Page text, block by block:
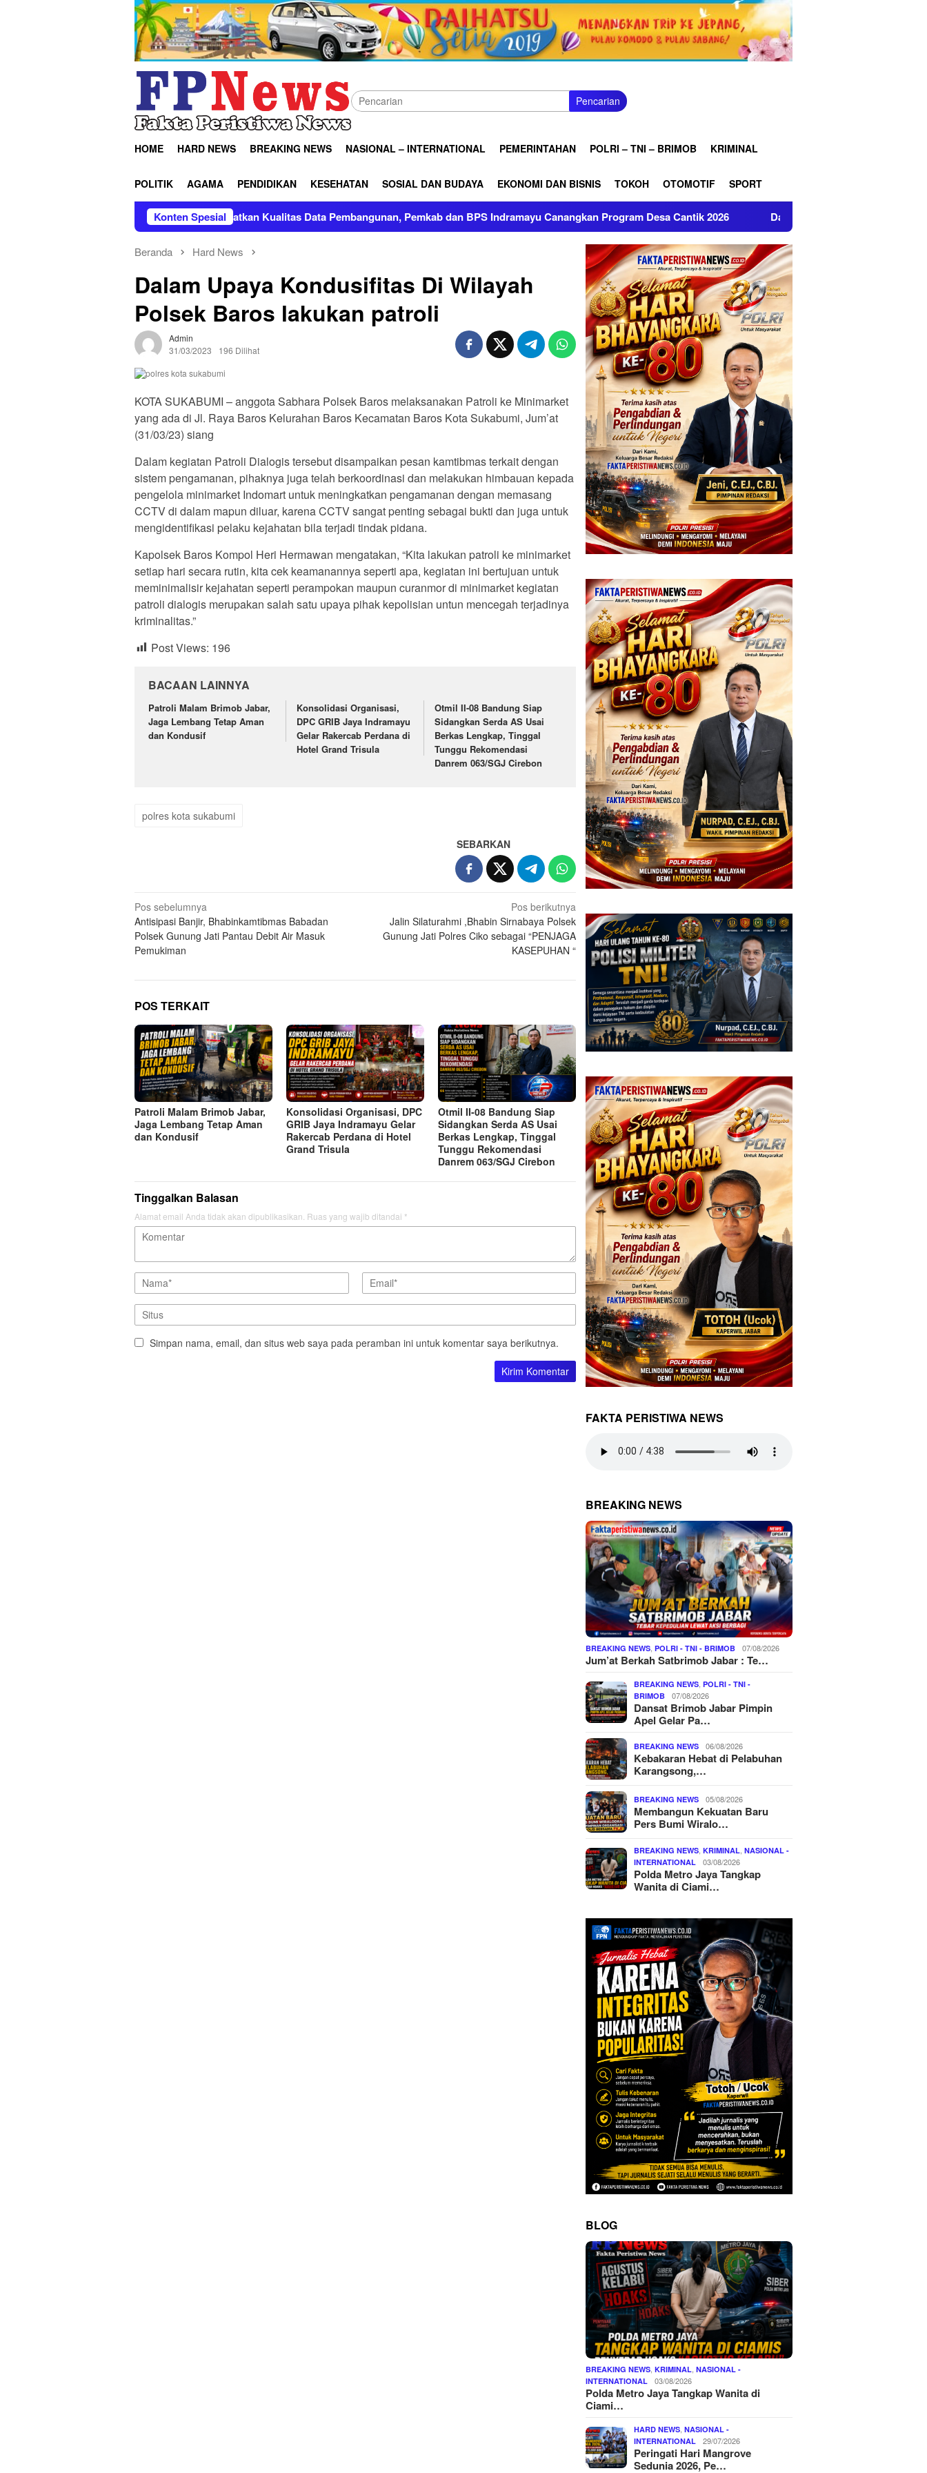
Pencarian
HOME HARD NEWS BREAKING NEWS NASIONAL – INTERNATIONAL PEMERINTAHAN POLRI – TNI – BRIMOB KRIMINAL
POLITIK AGAMA PENDIDIKAN KESEHATAN SOSIAL DAN BUDAYA EKONOMI DAN BISNIS TOKOH OTOMOTIF SPORT
Konten Spesial
Tingkatkan Kualitas Data Pembangunan, Pemkab dan BPS Indramayu Canangkan Program Desa Cantik 2026 Dansat Brimob Polda Jabar Amankan Nobar Final
Beranda Hard News
Dalam Upaya Kondusifitas Di Wilayah
Polsek Baros lakukan patroli
Admin
31/03/2023
196 Dilihat
KOTA SUKABUMI – anggota Sabhara Polsek Baros melaksanakan Patroli ke Minimarket
yang ada di Jl. Raya Baros Kelurahan Baros Kecamatan Baros Kota Sukabumi, Jum’at
(31/03/23) siang
Dalam kegiatan Patroli Dialogis tersebut disampaikan pesan kamtibmas terkait dengan
sistem pengamanan, pihaknya juga telah berkoordinasi dan melakukan himbauan kepada
pengelola minimarket Indomart untuk meningkatkan pengamanan dengan memasang
CCTV di dalam mapun diluar, karena CCTV sangat penting sebagai bukti dan juga untuk
mengidentifikasi pelaku kejahatan bila terjadi tindak pidana.
Kapolsek Baros Kompol Heri Hermawan mengatakan, “Kita lakukan patroli ke minimarket
setiap hari secara rutin, kita cek keamanannya seperti apa, kegiatan ini bertujuan untuk
meminimalisir kejahatan seperti perampokan maupun curanmor di minimarket kegiatan
patroli dialogis merupakan salah satu upaya pihak kepolisian untun mencegah terjadinya
kriminalitas.”
Post Views: 196
BACAAN LAINNYA
Patroli Malam Brimob Jabar,
Jaga Lembang Tetap Aman
dan Kondusif
Konsolidasi Organisasi,
DPC GRIB Jaya Indramayu
Gelar Rakercab Perdana di
Hotel Grand Trisula
Otmil II-08 Bandung Siap
Sidangkan Serda AS Usai
Berkas Lengkap, Tinggal
Tunggu Rekomendasi
Danrem 063/SGJ Cirebon
polres kota sukabumi
SEBARKAN
Navigasi
pos
Pos sebelumnya
Antisipasi Banjir, Bhabinkamtibmas Babadan
Polsek Gunung Jati Pantau Debit Air Masuk
Pemukiman
Pos berikutnya
Jalin Silaturahmi ,Bhabin Sirnabaya Polsek
Gunung Jati Polres Ciko sebagai “PENJAGA
KASEPUHAN “
POS TERKAIT
Patroli Malam Brimob Jabar,
Jaga Lembang Tetap Aman
dan Kondusif
Konsolidasi Organisasi, DPC
GRIB Jaya Indramayu Gelar
Rakercab Perdana di Hotel
Grand Trisula
Otmil II-08 Bandung Siap
Sidangkan Serda AS Usai
Berkas Lengkap, Tinggal
Tunggu Rekomendasi
Danrem 063/SGJ Cirebon
Tinggalkan Balasan
Alamat email Anda tidak akan dipublikasikan. Ruas yang wajib ditandai *
Simpan nama, email, dan situs web saya pada peramban ini untuk komentar saya berikutnya.
FAKTA PERISTIWA NEWS
BREAKING NEWS
BREAKING NEWS,POLRI - TNI - BRIMOB 07/08/2026
Jum’at Berkah Satbrimob Jabar : Te…
BREAKING NEWS,POLRI - TNI -
BRIMOB
07/08/2026
Dansat Brimob Jabar Pimpin
Apel Gelar Pa…
BREAKING NEWS 06/08/2026
Kebakaran Hebat di Pelabuhan
Karangsong,…
BREAKING NEWS 05/08/2026
Membangun Kekuatan Baru
Pers Bumi Wiralo…
BREAKING NEWS,KRIMINAL,NASIONAL -
INTERNATIONAL
03/08/2026
Polda Metro Jaya Tangkap
Wanita di Ciami…
BLOG
BREAKING NEWS ,KRIMINAL ,NASIONAL -
INTERNATIONAL
03/08/2026
Polda Metro Jaya Tangkap Wanita di
Ciami…
HARD NEWS ,NASIONAL -
INTERNATIONAL
29/07/2026
Peringati Hari Mangrove
Sedunia 2026, Pe…